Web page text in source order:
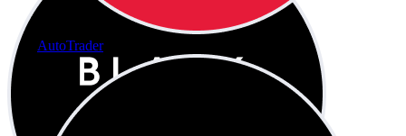
AutoTrader